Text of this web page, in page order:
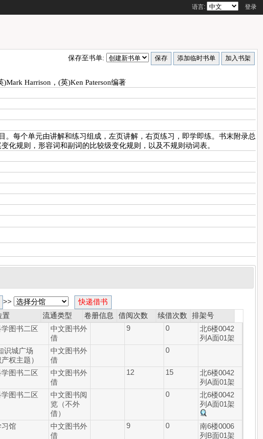
语言: 登录
保存至书单:
)Mark Harrison，(英)Ken Paterson编著
。每个单元由讲解和练习组成，左页讲解，右页练习，即学即练。书末附录总
化规则，形容词和副词的比较级变化规则，以及不规则动词表。
>>
置 流通类型 卷册信息 借阅次数 续借次数
排架号
图书二区
中文图书外
借
9 0
北6楼0042
列A面01架
识城广场
产权主题）
中文图书外
借
0
图书二区
中文图书外
借
12 15
北6楼0042
列A面01架
图书二区
中文图书阅
览（不外
借）
0
北6楼0042
列A面01架
馆
中文图书外
借
9 0
南6楼0006
列B面01架